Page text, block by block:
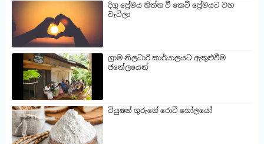
දිගු ප්‍රේමය තිත්ත වී කෙටි ප්‍රේමයට වහ
වැටිලා
ග්‍රාම නිලධාරි කාර්යාලයට ඇතුළුවීම
ජනේලයෙන්
ටියුෂන් ගුරුගේ රොටී ගෝලයෝ